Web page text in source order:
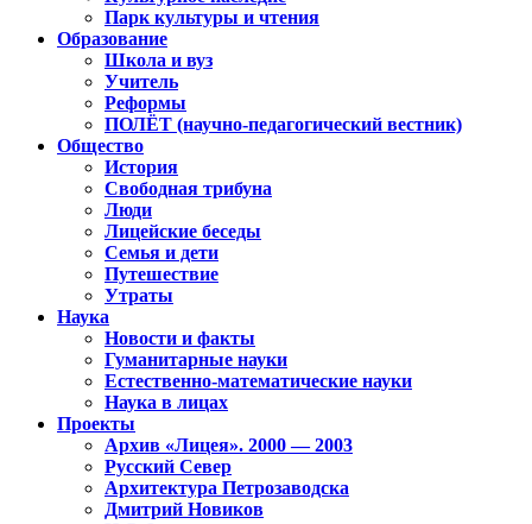
Парк культуры и чтения
Образование
Школа и вуз
Учитель
Реформы
ПОЛЁТ (научно-педагогический вестник)
Общество
История
Свободная трибуна
Люди
Лицейские беседы
Семья и дети
Путешествие
Утраты
Наука
Новости и факты
Гуманитарные науки
Естественно-математические науки
Наука в лицах
Проекты
Архив «Лицея». 2000 — 2003
Русский Север
Архитектура Петрозаводска
Дмитрий Новиков